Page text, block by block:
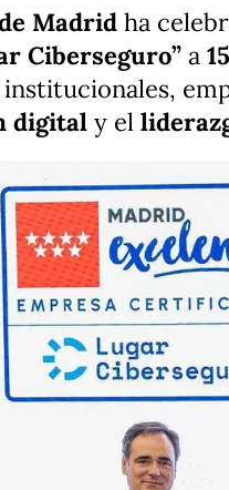
Madrid ha
Ciberseguro” a
digital y el